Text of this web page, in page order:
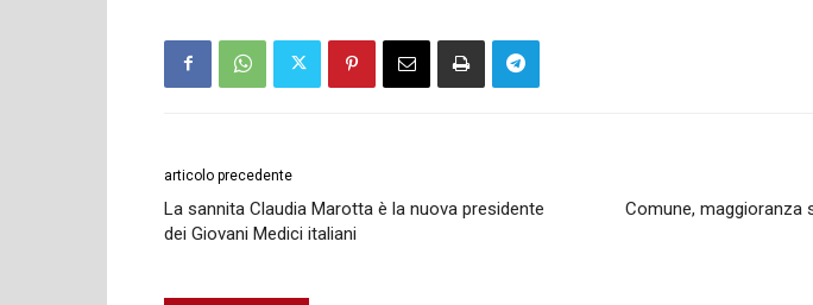
articolo precedente
La sannita Claudia Marotta è la nuova presidente
dei Giovani Medici italiani
Comune, maggioranza